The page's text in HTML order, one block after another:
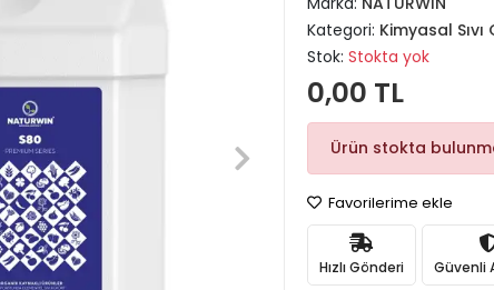
Kategori: Kimyasal Sıvı
Stok: Stokta yok
0,00 TL
Ürün stokta
Favorilerime ekle
Hızlı Gönderi Güvenli